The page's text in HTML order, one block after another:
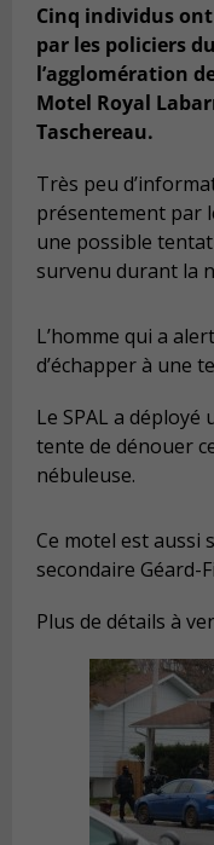
Cinq individus
par les policiers
l’agglomération
Motel Royal
Taschereau.
Très peu
présentement par
une possible
survenu durant la
L’homme qui a
d’échapper à une
Le SPAL a déployé
tente de dénouer
nébuleuse.
Ce motel est aussi
secondaire Géard-
Plus de détails à